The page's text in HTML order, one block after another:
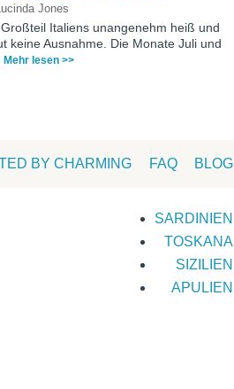
Jones
Italiens unangenehm heiß und
keine Ausnahme. Die Monate Juli und
Mehr lesen >>
BY CHARMING FAQ BLOG
SARDINIEN
TOSKANA
SIZILIEN
APULIEN